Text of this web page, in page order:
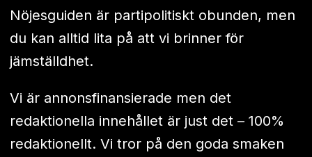
Nöjesguiden är partipolitiskt obunden, men
du kan alltid lita på att vi brinner för
jämställdhet.
Vi är annonsfinansierade men det
redaktionella innehållet är just det – 100%
redaktionellt. Vi tror på den goda smaken